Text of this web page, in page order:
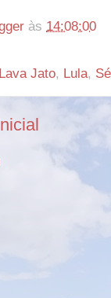
às 14:08:00
Lava Jato, Lula,